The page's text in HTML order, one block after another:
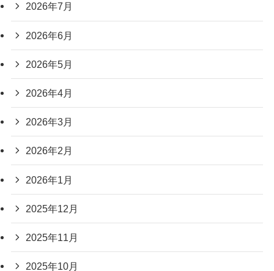
2026年7月
2026年6月
2026年5月
2026年4月
2026年3月
2026年2月
2026年1月
2025年12月
2025年11月
2025年10月